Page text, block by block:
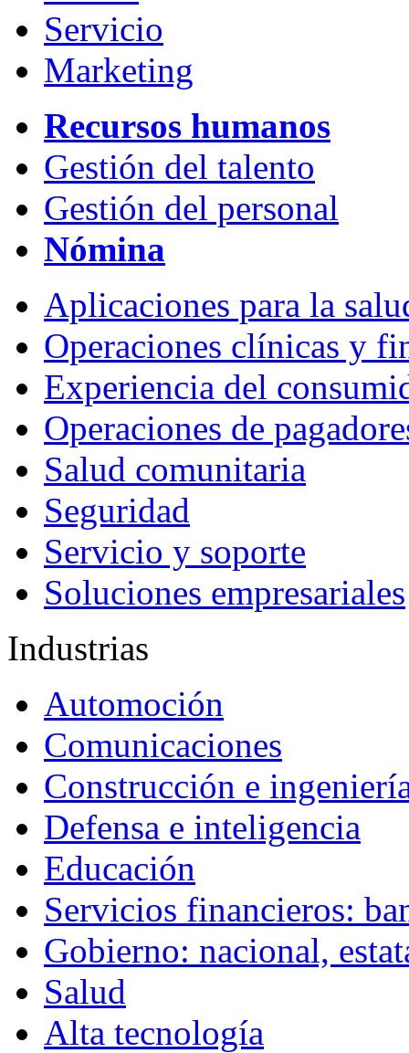
Servicio
Marketing
Recursos humanos
Gestión del talento
Gestión del personal
Nómina
Aplicaciones para la
Operaciones clínicas y
Experiencia del
Operaciones de
Salud comunitaria
Seguridad
Servicio y soporte
Soluciones empresariales
Industrias
Automoción
Comunicaciones
Construcción e
Defensa e inteligencia
Educación
Servicios financieros:
Gobierno: nacional,
Salud
Alta tecnología